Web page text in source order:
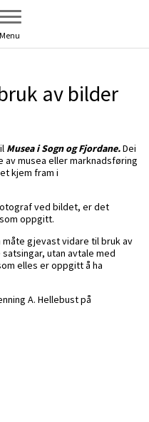
Menu
av bilder
Musea i Sogn og Fjordane.Dei
musea eller marknadsføring
kjem fram i
ved bildet, er det
oppgitt.
måte gjevast vidare til bruk av
utan avtale med
elles er oppgitt å ha
A. Hellebust på